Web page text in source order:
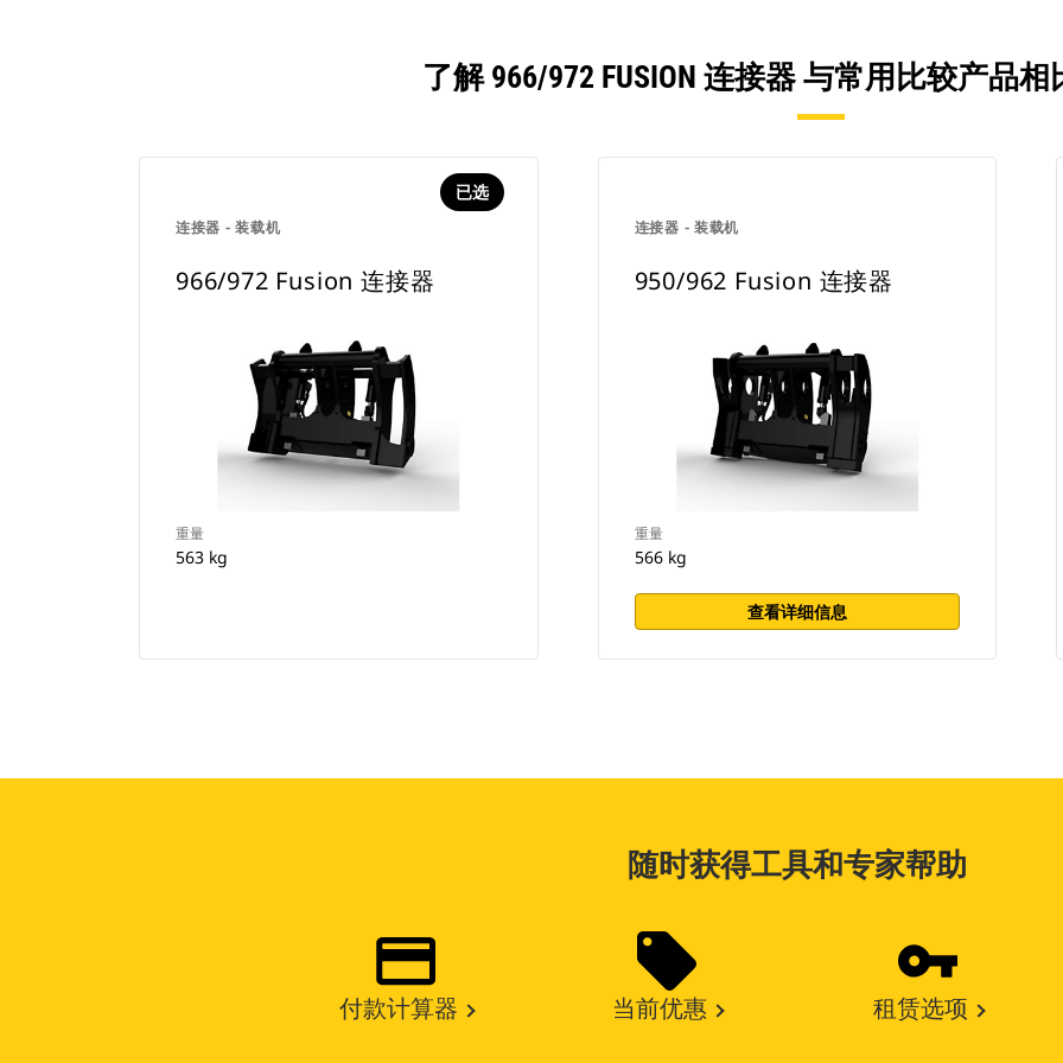
了解 966/972 FUSION 连接器 与常用比较产品
连接器 - 装载机
已选
966/972 Fusion 连接器
重量
563 kg
连接器 - 装载机
950/962 Fusion 连接器
重量
566 kg
查看详细信息
随时获得工具和专家帮助
付款计算器 当前优惠 租赁选项